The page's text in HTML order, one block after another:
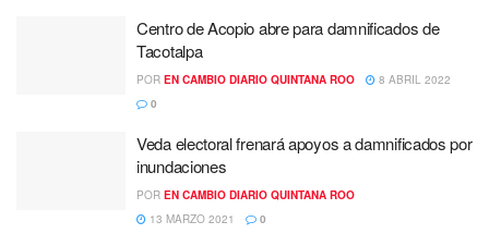
Centro de Acopio abre para damnificados de
Tacotalpa
POR EN CAMBIO DIARIO QUINTANA ROO
8 ABRIL 2022
0
Veda electoral frenará apoyos a damnificados por
inundaciones
POR EN CAMBIO DIARIO QUINTANA ROO
13 MARZO 2021
0